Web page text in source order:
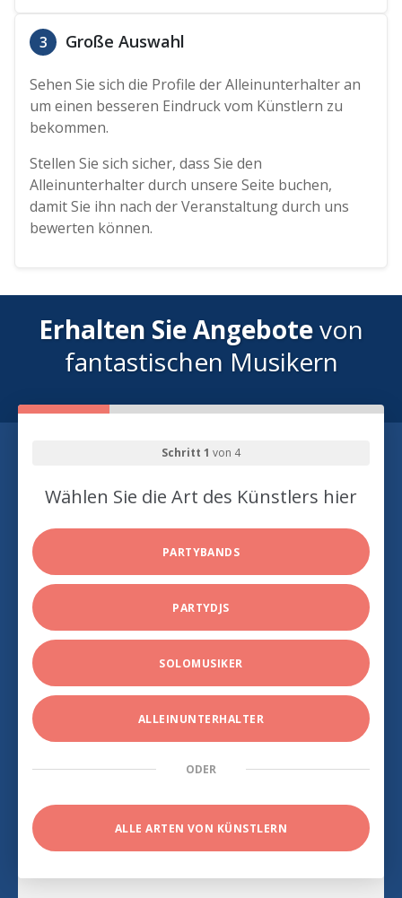
3 Große Auswahl
Sehen Sie sich die Profile der Alleinunterhalter an
um einen besseren Eindruck vom Künstlern zu
bekommen.
Stellen Sie sich sicher, dass Sie den
Alleinunterhalter durch unsere Seite buchen,
damit Sie ihn nach der Veranstaltung durch uns
bewerten können.
Erhalten Sie Angebotevon
fantastischen Musikern
Schritt 1 von 4
Wählen Sie die Art des Künstlers hier
PARTYBANDS
PARTYDJS
SOLOMUSIKER
ALLEINUNTERHALTER
ODER
ALLE ARTEN VON KÜNSTLERN